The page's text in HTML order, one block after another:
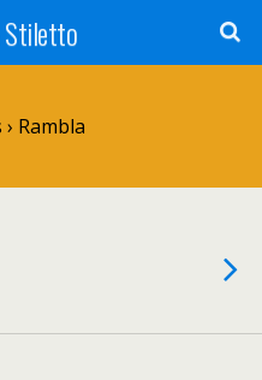
Stiletto
Rambla